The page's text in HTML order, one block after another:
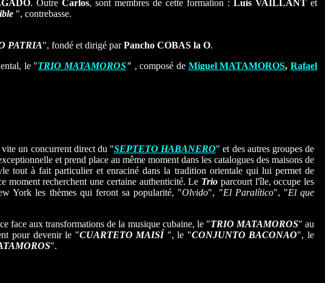
. OutreCarlos, sont membres de cette formation :Luis VAILLANT et
", contrebasse.
PATRIA", fondé et dirigé parPancho COBAS la O.
le "TRIO MATAMOROS" , composé de Miguel MATAMOROS, Rafael
vite un concurrent direct du "SEPTETO HABANERO" et des autres groupes de
et prend place au même moment dans les catalogues des maisons de
tout à fait particulier et enraciné dans la tradition orientale qui lui permet de
moment recherchent une certaine authenticité. Le Trio parcourt l'île, occupe les
York les thèmes qui feront sa popularité, "Olvido", "El Paralítico", "El que
face aux transformations de la musique cubaine, le "TRIO MATAMOROS" au
pour devenir le "CUARTETO MAISÍ ", le "CONJUNTO BACONAO", le
".